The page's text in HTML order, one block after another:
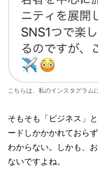
こちらは、私のインスタグラム
そもそも「ビジネス」
ードしかかかれておら
わからない。しかも、
ないですよね。